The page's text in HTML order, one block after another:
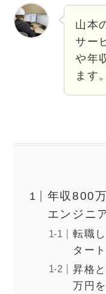
山本
サー
や年
ます。
年収800
エンジニ
転職
タート
昇格
万円